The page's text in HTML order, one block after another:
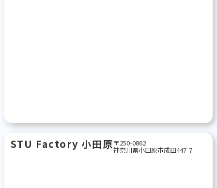
STU Factory 小田原 〒250-0862
神奈川県小田原市成田447-7